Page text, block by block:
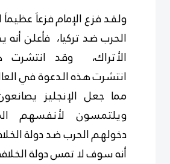
ولقد فزع الإمام فزعاَ عظيماَ
الحرب ضد تركيا، فأعلن
الأتراك، وقد انتشرت
انتشرت هذه الدعوة في
مما جعل الإنجليز
ويلتمسون لأنفسهم
دخولهم الحرب ضد دولة
أنه سوف لا تمس دولة